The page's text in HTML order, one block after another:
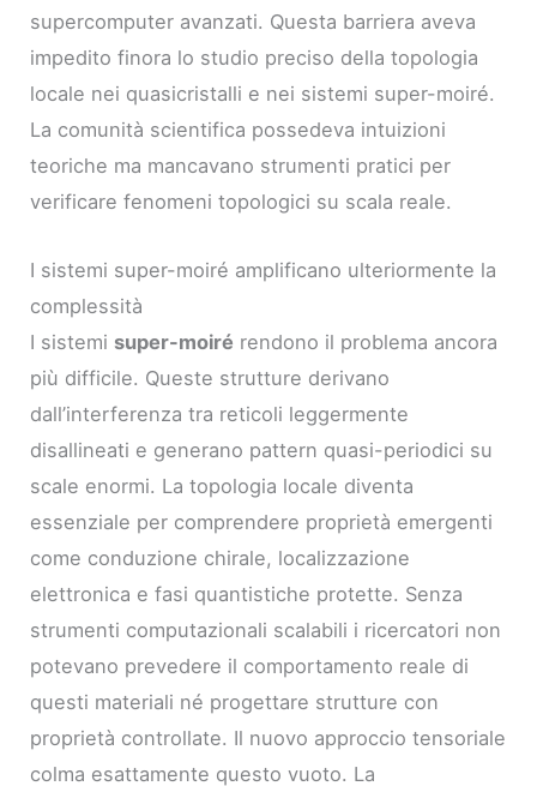
supercomputer avanzati. Questa barriera aveva
impedito finora lo studio preciso della topologia
locale nei quasicristalli e nei sistemi super-moiré.
La comunità scientifica possedeva intuizioni
teoriche ma mancavano strumenti pratici per
verificare fenomeni topologici su scala reale.
I sistemi super-moiré amplificano ulteriormente la
complessità
I sistemi super-moiré rendono il problema ancora
più difficile. Queste strutture derivano
dall’interferenza tra reticoli leggermente
disallineati e generano pattern quasi-periodici su
scale enormi. La topologia locale diventa
essenziale per comprendere proprietà emergenti
come conduzione chirale, localizzazione
elettronica e fasi quantistiche protette. Senza
strumenti computazionali scalabili i ricercatori non
potevano prevedere il comportamento reale di
questi materiali né progettare strutture con
proprietà controllate. Il nuovo approccio tensoriale
colma esattamente questo vuoto. La